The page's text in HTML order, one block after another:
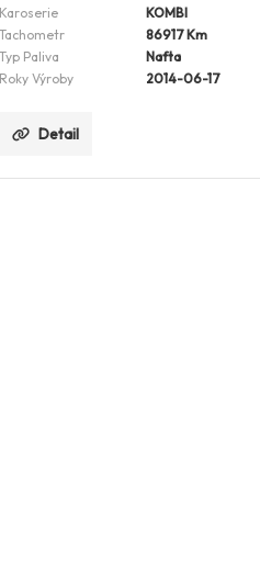
Karoserie
KOMBI
Tachometr
86917 Km
Typ Paliva
Nafta
Roky Výroby
2014-06-17
Detail